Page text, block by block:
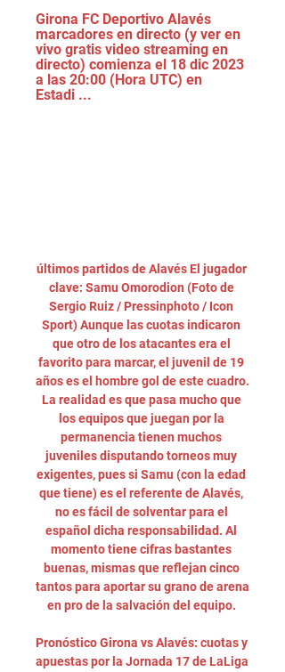
Girona FC Deportivo Alavés
marcadores en directo (y ver en
vivo gratis video streaming en
directo) comienza el 18 dic 2023
a las 20:00 (Hora UTC) en
Estadi ...
últimos partidos de Alavés El jugador
clave: Samu Omorodion (Foto de
Sergio Ruiz / Pressinphoto / Icon
Sport) Aunque las cuotas indicaron
que otro de los atacantes era el
favorito para marcar, el juvenil de 19
años es el hombre gol de este cuadro.
La realidad es que pasa mucho que
los equipos que juegan por la
permanencia tienen muchos
juveniles disputando torneos muy
exigentes, pues si Samu (con la edad
que tiene) es el referente de Alavés,
no es fácil de solventar para el
español dicha responsabilidad. Al
momento tiene cifras bastantes
buenas, mismas que reflejan cinco
tantos para aportar su grano de arena
en pro de la salvación del equipo.
Pronóstico Girona vs Alavés: cuotas y
apuestas por la Jornada 17 de LaLiga